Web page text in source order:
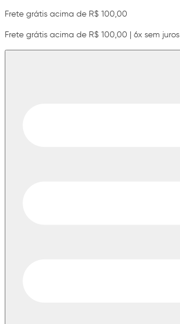
Frete grátis acima de R$ 100,00
Frete grátis acima de R$ 100,00 | 6x sem juros